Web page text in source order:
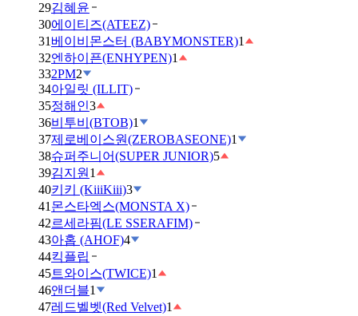
29김혜윤
30에이티즈(ATEEZ)
31 베이비몬스터 (BABYMONSTER)1
32엔하이픈(ENHYPEN)1
332PM2
34아일릿 (ILLIT)
35정해인3
36비투비(BTOB)1
37제로베이스원(ZEROBASEONE)1
38슈퍼주니어(SUPER JUNIOR)5
39김지원 1
40키키 (KiiiKiii)3
41 몬스타엑스(MONSTA X)
42르세라핌(LE SSERAFIM)
43아홉 (AHOF)4
44킥플립
45트와이스(TWICE)1
46앤더블1
47레드벨벳(Red Velvet)1